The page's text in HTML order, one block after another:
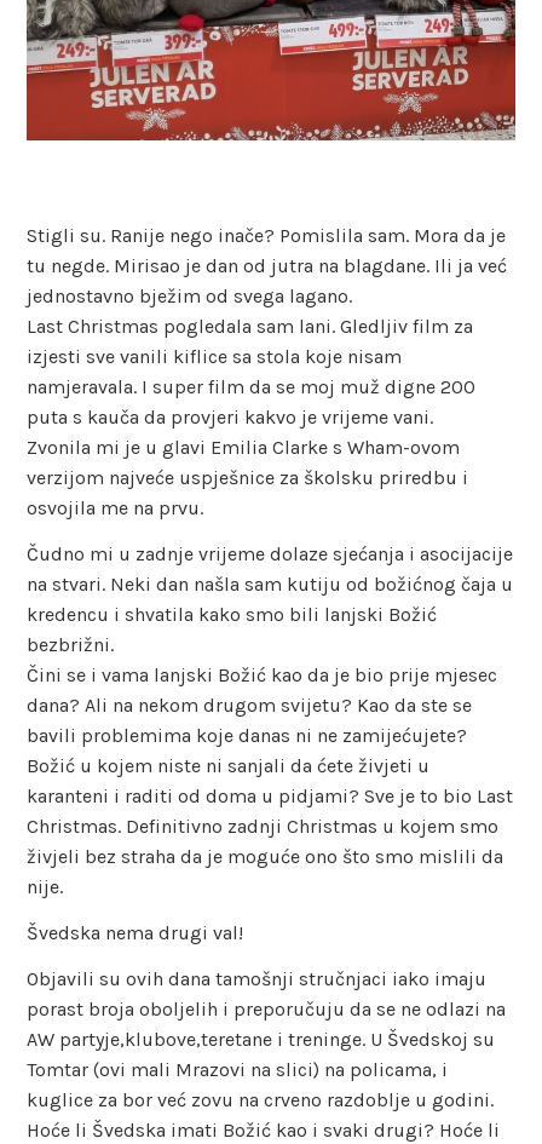
Stigli su. Ranije nego inače? Pomislila sam. Mora da je
tu negde. Mirisao je dan od jutra na blagdane. Ili ja već
jednostavno bježim od svega lagano.
Last Christmas pogledala sam lani. Gledljiv film za
izjesti sve vanili kiflice sa stola koje nisam
namjeravala. I super film da se moj muž digne 200
puta s kauča da provjeri kakvo je vrijeme vani.
Zvonila mi je u glavi Emilia Clarke s Wham-ovom
verzijom najveće uspješnice za školsku priredbu i
osvojila me na prvu.
Čudno mi u zadnje vrijeme dolaze sjećanja i asocijacije
na stvari. Neki dan našla sam kutiju od božićnog čaja u
kredencu i shvatila kako smo bili lanjski Božić
bezbrižni.
Čini se i vama lanjski Božić kao da je bio prije mjesec
dana? Ali na nekom drugom svijetu? Kao da ste se
bavili problemima koje danas ni ne zamijećujete?
Božić u kojem niste ni sanjali da ćete živjeti u
karanteni i raditi od doma u pidjami? Sve je to bio Last
Christmas. Definitivno zadnji Christmas u kojem smo
živjeli bez straha da je moguće ono što smo mislili da
nije.
Švedska nema drugi val!
Objavili su ovih dana tamošnji stručnjaci iako imaju
porast broja oboljelih i preporučuju da se ne odlazi na
AW partyje,klubove,teretane i treninge. U Švedskoj su
Tomtar (ovi mali Mrazovi na slici) na policama, i
kuglice za bor već zovu na crveno razdoblje u godini.
Hoće li Švedska imati Božić kao i svaki drugi? Hoće li